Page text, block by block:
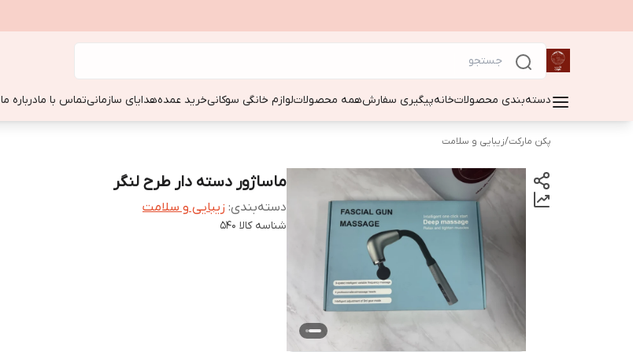
دسته‌بندی محصولاتخانهپیگیری سفارشهمه محصولاتلوازم خانگی سوکانیخرید عمدههدایای سازمانیتماس با مادرباره ما
پکن مارکت/زیبایی و سلامت
ماساژور دسته دار طرح لنگر
دسته‌بندی: زیبایی و سلامت
شناسه کالا 540